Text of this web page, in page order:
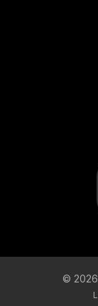
© 2026